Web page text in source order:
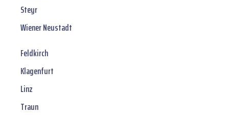
Steyr
Wiener Neustadt
Feldkirch
Klagenfurt
Linz
Traun